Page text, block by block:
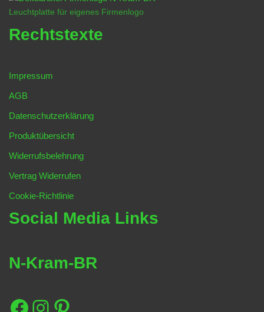
Leuchtplatte für eigenes Firmenlogo
Rechtstexte
Impressum
AGB
Datenschutzerklärung
Produktübersicht
Widerrufsbelehrung
Vertrag Widerrufen
Cookie-Richtlinie
Social Media Links
N-Kram-BR